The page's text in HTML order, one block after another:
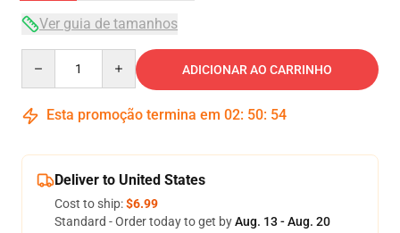
Ver guia de tamanhos
ADICIONAR AO CARRINHO
Esta promoção termina em 02: 50: 53
Deliver to United States
Cost to ship:$6.99
Standard - Order today to get byAug. 13 - Aug. 20